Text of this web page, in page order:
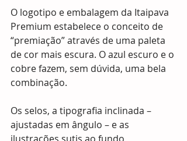
O logotipo e embalagem da Itaipava
Premium estabelece o conceito de
“premiação” através de uma paleta
de cor mais escura. O azul escuro e o
cobre fazem, sem dúvida, uma bela
combinação.
Os selos, a tipografia inclinada –
ajustadas em ângulo – e as